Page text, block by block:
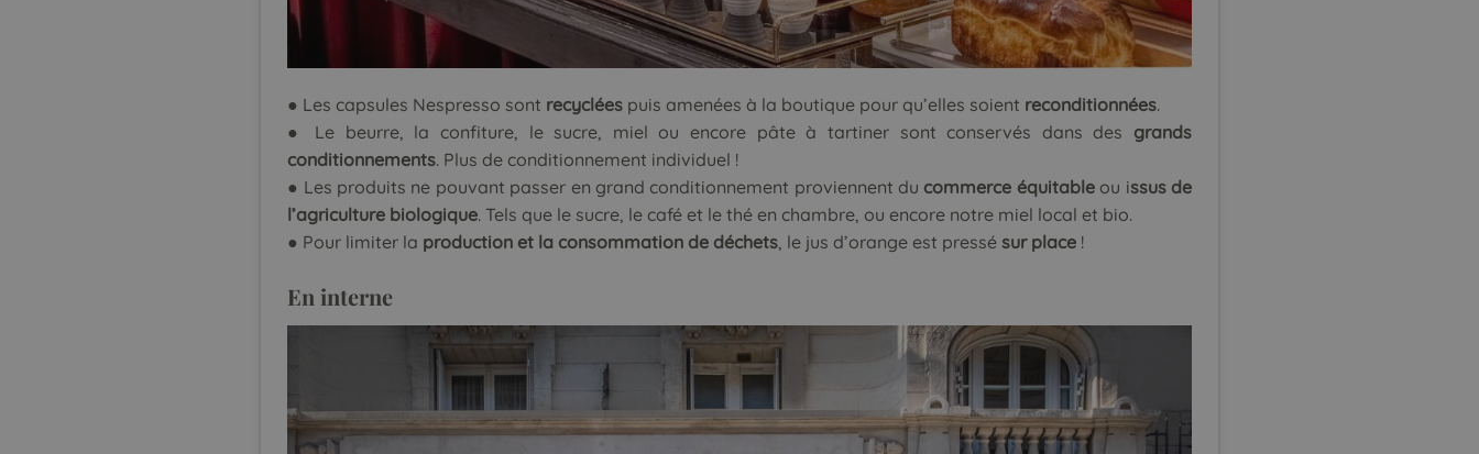
● Les capsules Nespresso sont recyclées puis amenées à la boutique pour qu’elles soient reconditionnées.
● Le beurre, la confiture, le sucre, miel ou encore pâte à tartiner sont conservés dans des grands
conditionnements. Plus de conditionnement individuel !
● Les produits ne pouvant passer en grand conditionnement proviennent du commerce équitableou issus de
l’agriculture biologique. Tels que le sucre, le café et le thé en chambre, ou encore notre miel local et bio.
● Pour limiter la production et la consommation de déchets, le jus d’orange est pressé sur place !
En interne